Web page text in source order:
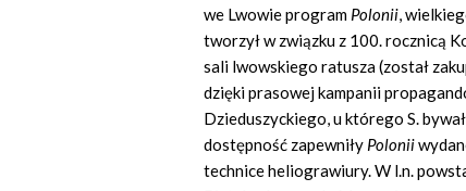
we Lwowie program Polonii,
tworzył w związku z 100. rocznicą
sali lwowskiego ratusza (został
dzięki prasowej kampanii
Dzieduszyckiego, u którego S.
dostępność zapewniły Polonii
technice heliograwiury. W l.n.